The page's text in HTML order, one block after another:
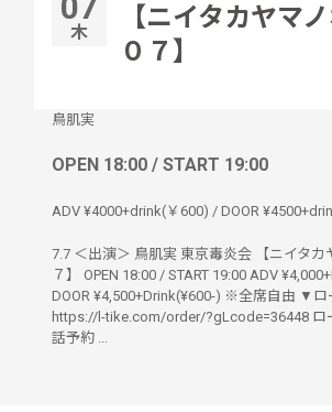
木
【ニイタカヤマ
０７】
鳥肌実
OPEN 18:00 / START 19:00
ADV ¥4000+drink(￥600) / DOOR
7.7 ＜出演＞ 鳥肌実 東京毒炎会 【ニイタカ
７】 OPEN 18:00 / START 19:00 ADV
DOOR ¥4,500+Drink(¥600-) ※全席自由 ▼ロ
https://l-tike.com/order/?gLcode=36448 ロ
話予約 ...